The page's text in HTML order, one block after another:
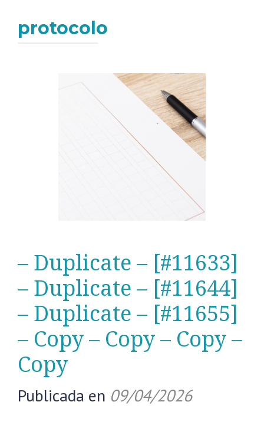
protocolo
– Duplicate – [#11633]
– Duplicate – [#11644]
– Duplicate – [#11655]
– Copy – Copy – Copy –
Copy
Publicada en 09/04/2026